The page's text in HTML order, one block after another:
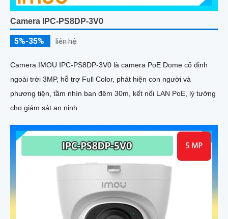
Camera IPC-PS8DP-3V0
5%-35% liên hệ
Camera IMOU IPC-PS8DP-3V0 là camera PoE Dome cố định
ngoài trời 3MP, hỗ trợ Full Color, phát hiện con người và
phương tiện, tầm nhìn ban đêm 30m, kết nối LAN PoE, lý tưởng
cho giám sát an ninh